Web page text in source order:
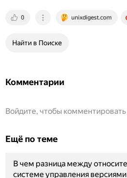
0 unixdigest.com
Найти в Поиске
Комментарии
Войдите, чтобы комментировать
Ещё по теме
В чем разница между
системе управления